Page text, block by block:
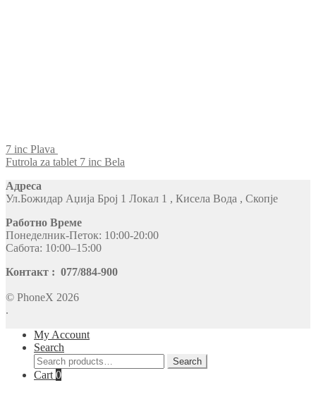
7 inc Plava
Futrola za tablet 7 inc Bela
Адреса
Ул.Божидар Аџија Број 1 Локал 1 , Кисела Вода , Скопје
Работно Време
Понеделник-Петок: 10:00-20:00
Сабота: 10:00–15:00
Контакт : 077/884-900
© PhoneX 2026
.
My Account
Search
Search
for:
Search
Cart 0